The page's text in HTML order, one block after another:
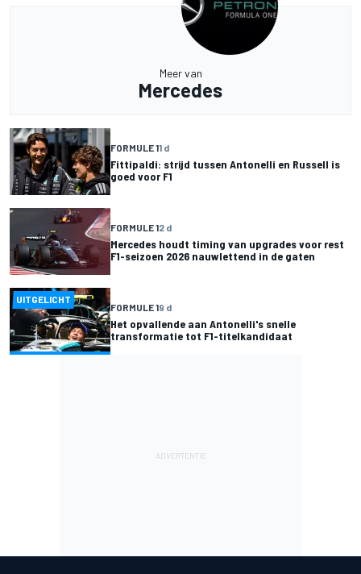
Meer van
Mercedes
FORMULE 11 d
Fittipaldi: strijd tussen Antonelli en Russell is
goed voor F1
FORMULE 12 d
Mercedes houdt timing van upgrades voor rest
F1-seizoen 2026 nauwlettend in de gaten
UITGELICHT
FORMULE 19 d
Het opvallende aan Antonelli's snelle
transformatie tot F1-titelkandidaat